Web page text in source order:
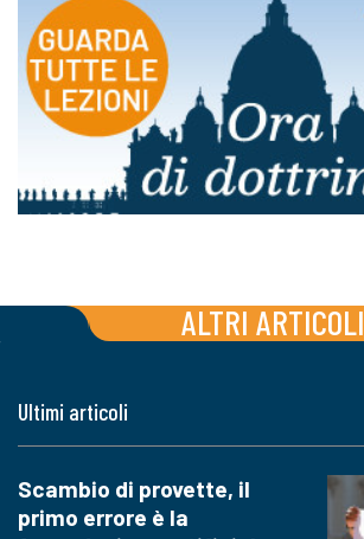
ALTRI ARTICOLI
Ultimi articoli
Scambio di provette, il
primo errore è la